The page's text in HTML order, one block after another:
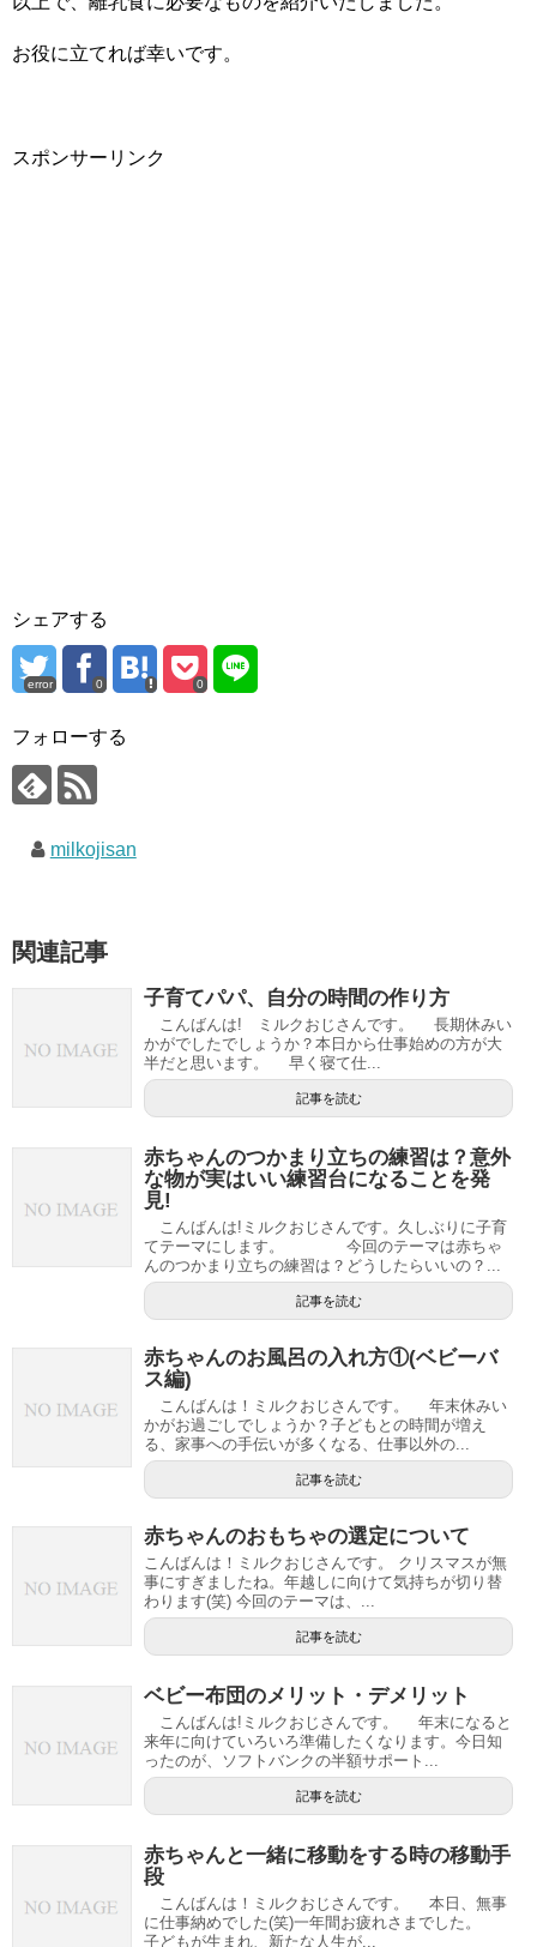
お役に立てれば幸いです。
スポンサーリンク
シェアする
error 0 0
フォローする
milkojisan
関連記事
子育てパパ、自分の時間の作り方
こんばんは! ミルクおじさんです。 長期休みい
かがでしたでしょうか？本日から仕事始めの方が大
半だと思います。 早く寝て仕...
記事を読む
赤ちゃんのつかまり立ちの練習は？意外
な物が実はいい練習台になることを発
見!
こんばんは!ミルクおじさんです。久しぶりに子育
てテーマにします。 今回のテーマは赤ちゃ
んのつかまり立ちの練習は？どうしたらいいの？...
記事を読む
赤ちゃんのお風呂の入れ方①(ベビーバ
ス編)
こんばんは！ミルクおじさんです。 年末休みい
かがお過ごしでしょうか？子どもとの時間が増え
る、家事への手伝いが多くなる、仕事以外の...
記事を読む
赤ちゃんのおもちゃの選定について
こんばんは！ミルクおじさんです。 クリスマスが無
事にすぎましたね。年越しに向けて気持ちが切り替
わります(笑) 今回のテーマは、...
記事を読む
ベビー布団のメリット・デメリット
こんばんは!ミルクおじさんです。 年末になると
来年に向けていろいろ準備したくなります。今日知
ったのが、ソフトバンクの半額サポート...
記事を読む
赤ちゃんと一緒に移動をする時の移動手
段
こんばんは！ミルクおじさんです。 本日、無事
に仕事納めでした(笑)一年間お疲れさまでした。
子どもが生まれ、新たな人生が...